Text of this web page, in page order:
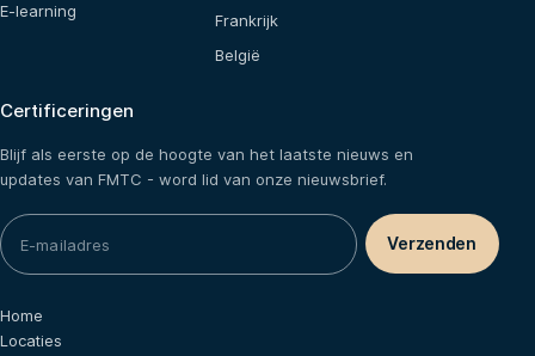
E-learning
Frankrijk
België
Certificeringen
Blijf als eerste op de hoogte van het laatste nieuws en
updates van FMTC - word lid van onze nieuwsbrief.
Home
Locaties